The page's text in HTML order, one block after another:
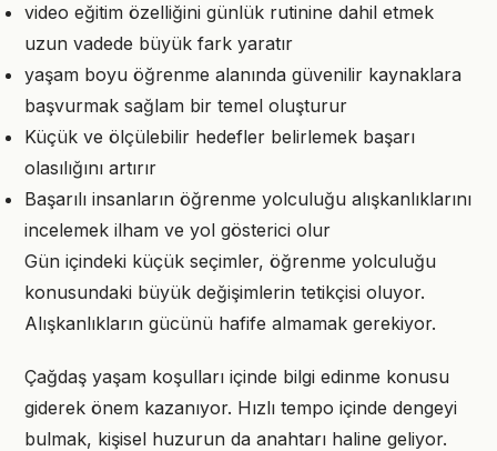
video eğitim özelliğini günlük rutinine dahil etmek
uzun vadede büyük fark yaratır
yaşam boyu öğrenme alanında güvenilir kaynaklara
başvurmak sağlam bir temel oluşturur
Küçük ve ölçülebilir hedefler belirlemek başarı
olasılığını artırır
Başarılı insanların öğrenme yolculuğu alışkanlıklarını
incelemek ilham ve yol gösterici olur
Gün içindeki küçük seçimler, öğrenme yolculuğu
konusundaki büyük değişimlerin tetikçisi oluyor.
Alışkanlıkların gücünü hafife almamak gerekiyor.
Çağdaş yaşam koşulları içinde bilgi edinme konusu
giderek önem kazanıyor. Hızlı tempo içinde dengeyi
bulmak, kişisel huzurun da anahtarı haline geliyor.